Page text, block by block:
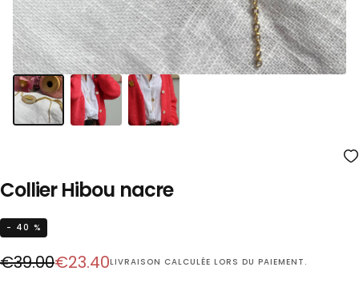
Collier Hibou nacre
- 40 %
Prix
€39.00Prix
€23.40LIVRAISON CALCULÉE LORS DU PAIEMENT.